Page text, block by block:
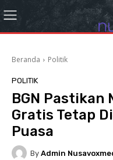
Beranda Politik
POLITIK
BGN Pastikan
Gratis Tetap
Puasa
By Admin